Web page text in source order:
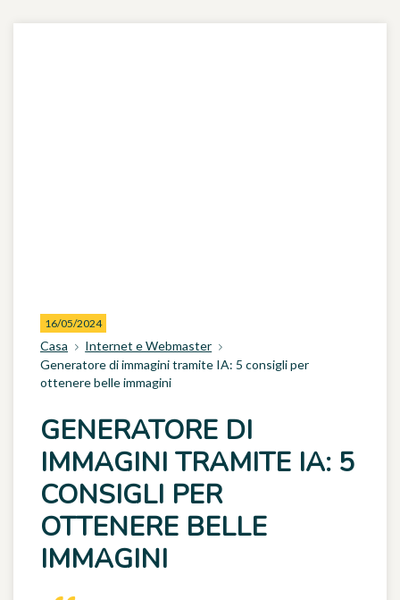
16/05/2024
Casa
Internet e Webmaster
Generatore di immagini tramite IA: 5 consigli per
ottenere belle immagini
GENERATORE DI
IMMAGINI TRAMITE IA: 5
CONSIGLI PER
OTTENERE BELLE
IMMAGINI